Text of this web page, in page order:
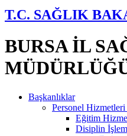
T.C. SAĞLIK
BURSA İL
Başkanlıklar
Personel Hizmetleri
Eğitim
Disiplin